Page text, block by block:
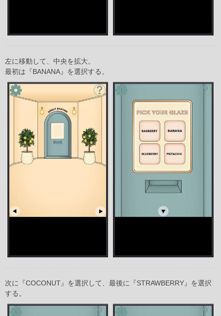
左に移動して、中央を拡大。
最初は『BANANA』を選択する。
次に『COCONUT』を選択して、最後に『STRAWBERRY』を選択
する。